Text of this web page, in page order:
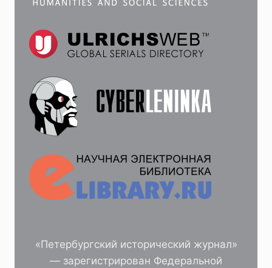
«Петербургский исторический журнал»
— зарегистрирован Федеральной